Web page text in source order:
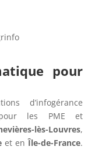
pour
d’infogérance
les PME et
lès-Louvres,
et enÎle-de-France.